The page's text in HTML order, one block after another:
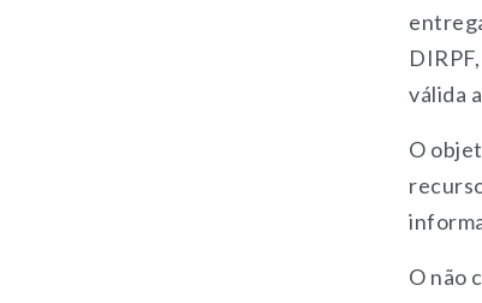
válida
O
O não